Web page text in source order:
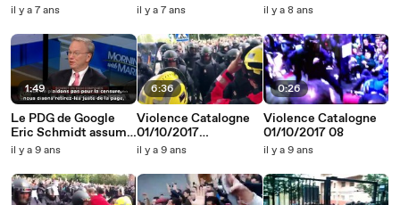
Sarkozy que
il y a 7 ans
1:49
Le PDG de Google
Eric Schmidt assume
la censure à venir !
il y a 9 ans
déclaré d'Alternative
il y a 7 ans
6:36
Violence Catalogne
01/10/2017
Compilation
il y a 9 ans
France sur «
joueurs français
il y a 8 ans
0:26
Violence Catalogne
01/10/2017 08
il y a 9 ans